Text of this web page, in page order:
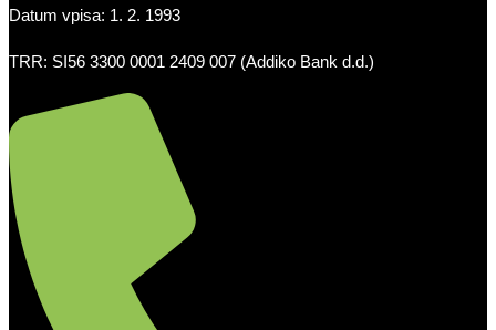
Datum vpisa: 1. 2. 1993
TRR: SI56 3300 0001 2409 007 (Addiko Bank d.d.)